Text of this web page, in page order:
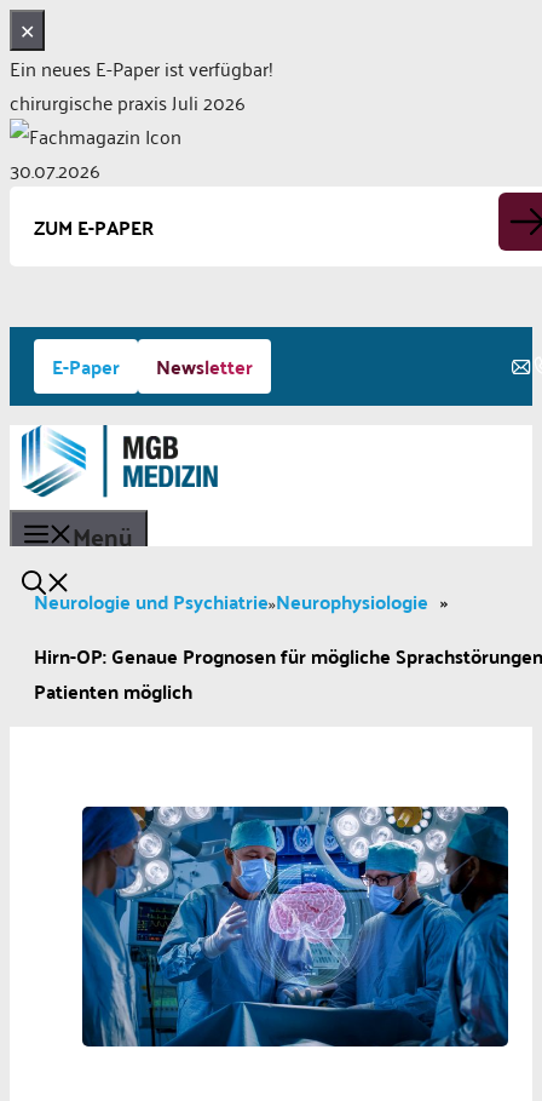
✕
Ein neues E-Paper ist verfügbar!
chirurgische praxis Juli 2026
30.07.2026
ZUM E-PAPER
Zum
Inhalt
springen
E-Paper Newsletter
Menü
Neurologie und Psychiatrie»Neurophysiologie »
Hirn-OP: Genaue Prognosen für mögliche
Patienten möglich